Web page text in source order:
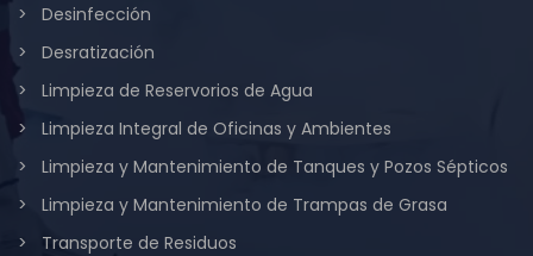
Desinfección
Desratización
Limpieza de Reservorios de Agua
Limpieza Integral de Oficinas y Ambientes
Limpieza y Mantenimiento de Tanques y Pozos Sépticos
Limpieza y Mantenimiento de Trampas de Grasa
Transporte de Residuos